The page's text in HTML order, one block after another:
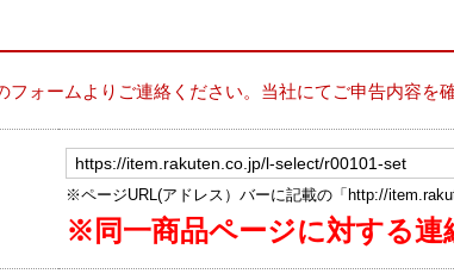
ォームよりご連絡ください。当社にてご申告内容を
※ページURL(アドレス）バーに記載の「http://
※同一商品ページに対する連